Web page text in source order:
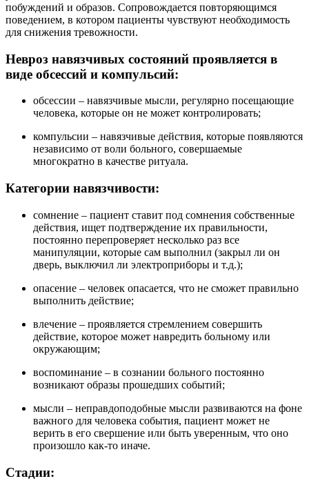
побуждений и образов. Сопровождается повторяющимся
поведением, в котором пациенты чувствуют необходимость
для снижения тревожности.
Невроз навязчивых состояний проявляется в
виде обсессий и компульсий:
обсессии – навязчивые мысли, регулярно посещающие
человека, которые он не может контролировать;
компульсии – навязчивые действия, которые появляются
независимо от воли больного, совершаемые
многократно в качестве ритуала.
Категории навязчивости:
сомнение – пациент ставит под сомнения собственные
действия, ищет подтверждение их правильности,
постоянно перепроверяет несколько раз все
манипуляции, которые сам выполнил (закрыл ли он
дверь, выключил ли электроприборы и т.д.);
опасение – человек опасается, что не сможет правильно
выполнить действие;
влечение – проявляется стремлением совершить
действие, которое может навредить больному или
окружающим;
воспоминание – в сознании больного постоянно
возникают образы прошедших событий;
мысли – неправдоподобные мысли развиваются на фоне
важного для человека события, пациент может не
верить в его свершение или быть уверенным, что оно
произошло как-то иначе.
Стадии: